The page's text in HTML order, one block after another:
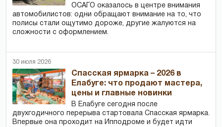
ОСАГО оказалось в центре внимания
автомобилистов: одни обращают внимание на то, что
полисы стали ощутимо дороже, другие жалуются на
сложности с оформлением.
30 июля 2026
Спасская ярмарка – 2026 в
Елабуге: что продают мастера,
цены и главные новинки
В Елабуге сегодня после
двухгодичного перерыва стартовала Спасская ярмарка.
Впервые она проходит на Ипподроме и будет идти